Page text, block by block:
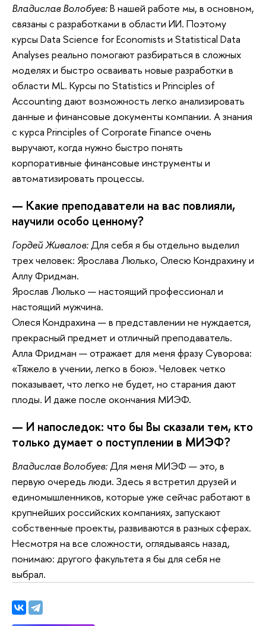
Владислав Волобуев:В нашей работе мы, в основном,
связаны с разработками в области ИИ. Поэтому
курсы Data Science for Economists и Statistical Data
Analyses реально помогают разбираться в сложных
моделях и быстро осваивать новые разработки в
области ML. Курсы по Statistics и Principles of
Accounting дают возможность легко анализировать
данные и финансовые документы компании. А знания
с курса Principles of Corporate Finance очень
выручают, когда нужно быстро понять
корпоративные финансовые инструменты и
автоматизировать процессы.
— Какие преподаватели на вас повлияли,
научили особо ценному?
Гордей Живалов: Для себя я бы отдельно выделил
трех человек: Ярослава Люлько, Олесю Кондрахину и
Аллу Фридман.
Ярослав Люлько — настоящий профессионал и
настоящий мужчина.
Олеся Кондрахина — в представлении не нуждается,
прекрасный предмет и отличный преподаватель.
Алла Фридман — отражает для меня фразу Суворова:
«Тяжело в учении, легко в бою». Человек четко
показывает, что легко не будет, но старания дают
плоды. И даже после окончания МИЭФ.
— И напоследок: что бы Вы сказали тем, кто
только думает о поступлении в МИЭФ?
Владислав Волобуев: Для меня МИЭФ — это, в
первую очередь люди. Здесь я встретил друзей и
единомышленников, которые уже сейчас работают в
крупнейших российских компаниях, запускают
собственные проекты, развиваются в разных сферах.
Несмотря на все сложности, оглядываясь назад,
понимаю: другого факультета я бы для себя не
выбрал.